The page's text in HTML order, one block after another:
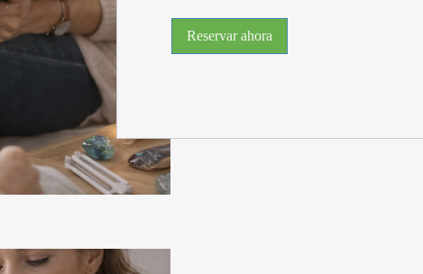
Reservar ahora